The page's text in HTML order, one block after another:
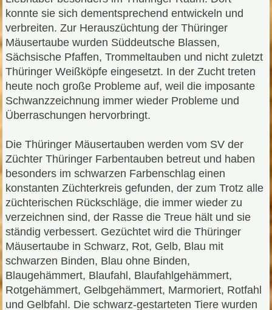
konnte sie sich dementsprechend entwickeln und
verbreiten. Zur Herauszüchtung der Thüringer
Mäusertaube wurden Süddeutsche Blassen,
Sächsische Pfaffen, Trommeltauben und nicht zuletzt
Thüringer Weißköpfe eingesetzt. In der Zucht treten
heute noch große Probleme auf, weil die imposante
Schwanzzeichnung immer wieder Probleme und
Überraschungen hervorbringt.
Die Thüringer Mäusertauben werden vom SV der
Züchter Thüringer Farbentauben betreut und haben
besonders im schwarzen Farbenschlag einen
konstanten Züchterkreis gefunden, der zum Trotz alle
züchterischen Rückschläge, die immer wieder zu
verzeichnen sind, der Rasse die Treue hält und sie
ständig verbessert. Gezüchtet wird die Thüringer
Mäusertaube in Schwarz, Rot, Gelb, Blau mit
schwarzen Binden, Blau ohne Binden,
Blaugehämmert, Blaufahl, Blaufahlgehämmert,
Rotgehämmert, Gelbgehämmert, Marmoriert, Rotfahl
und Gelbfahl. Die schwarz-gestarteten Tiere wurden